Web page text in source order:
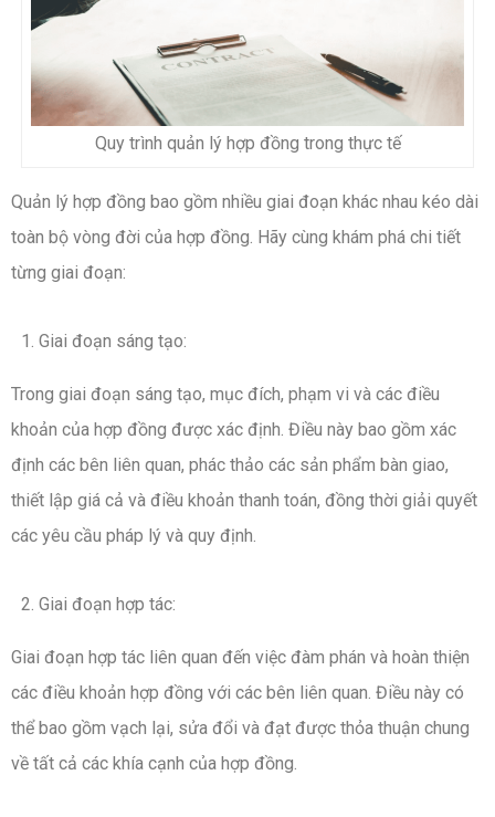
Quy trình quản lý hợp đồng trong thực tế
Quản lý hợp đồng bao gồm nhiều giai đoạn khác nhau kéo dài
toàn bộ vòng đời của hợp đồng. Hãy cùng khám phá chi tiết
từng giai đoạn:
Giai đoạn sáng tạo:
Trong giai đoạn sáng tạo, mục đích, phạm vi và các điều
khoản của hợp đồng được xác định. Điều này bao gồm xác
định các bên liên quan, phác thảo các sản phẩm bàn giao,
thiết lập giá cả và điều khoản thanh toán, đồng thời giải quyết
các yêu cầu pháp lý và quy định.
Giai đoạn hợp tác:
Giai đoạn hợp tác liên quan đến việc đàm phán và hoàn thiện
các điều khoản hợp đồng với các bên liên quan. Điều này có
thể bao gồm vạch lại, sửa đổi và đạt được thỏa thuận chung
về tất cả các khía cạnh của hợp đồng.